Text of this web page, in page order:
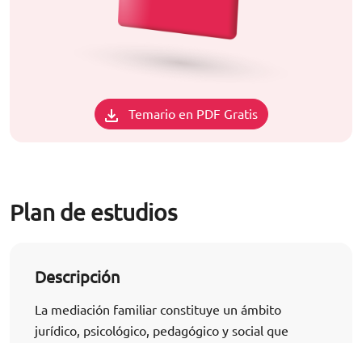
Temario en PDF Gratis
Plan de estudios
Descripción
La mediación familiar constituye un ámbito
jurídico, psicológico, pedagógico y social que